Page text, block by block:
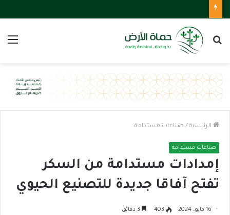
بحث
الرئيسية / صناعات مستدامة
صناعات مستدامة
إمدادات مستدامة من السكر
تفتح آفاقا جديدة للتصنيع الحيوي
16 مايو، 2024 403